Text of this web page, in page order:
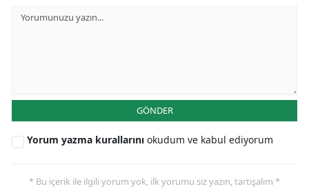
Osmaniye
GÖNDER
Yorum yazma kurallarını okudum ve kabul ediyorum
* Bu içerik ile ilgili yorum yok, ilk yorumu siz yazın, tartışalım *